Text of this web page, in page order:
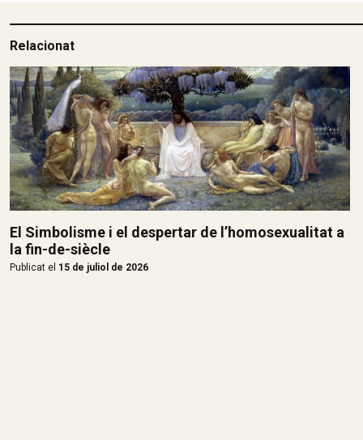
Relacionat
El Simbolisme i el despertar de l’homosexualitat a
la fin-de-siècle
Publicat el 15 de juliol de 2026